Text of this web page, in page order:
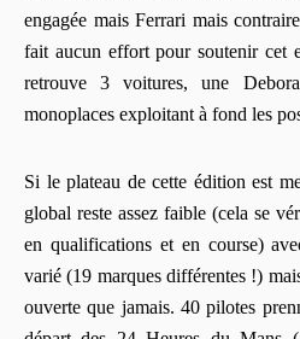
engagée mais Ferrari mais
fait aucun effort pour soutenir cet
retrouve 3 voitures, une
monoplaces exploitant à fond les
Si le plateau de cette édition est
global reste assez faible (cela se
en qualifications et en course)
varié (19 marques différentes !)
ouverte que jamais. 40 pilotes